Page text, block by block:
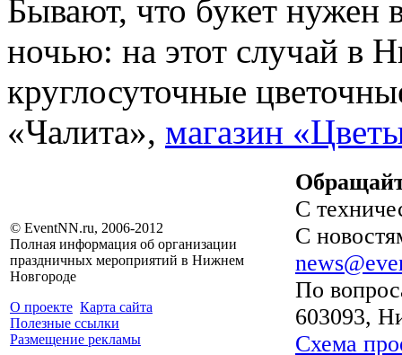
Бывают, что букет нужен
ночью: на этот случай в
круглосуточные
«Чалита», магазин
© EventNN.ru, 2006-2012
Полная информация об организации
праздничных мероприятий в Нижнем
Новгороде
О проекте Карта сайта
Полезные ссылки
Размещение рекламы
С
С
По
603093,
Схема